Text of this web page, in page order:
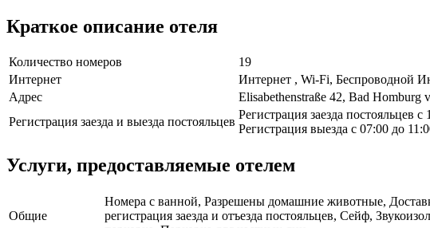
Краткое описание отеля
Количество номеров
19
Интернет
Интернет , Wi-Fi, Беспроводной
Адрес
Elisabethenstraße 42, Bad Homburg
Регистрация заезда и выезда постояльцев
Регистрация заезда постояльцев с
Регистрация выезда с 07:00 до
Услуги, предоставляемые отелем
Общие
Номера с ванной, Разрешены домашние животные,
регистрация заезда и отъезда постояльцев, Сейф,